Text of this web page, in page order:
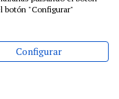
botón "Configurar"
Configurar